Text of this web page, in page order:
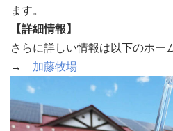
ます。
【詳細情報】
さらに詳しい情報は以下のホー
→ 加藤牧場